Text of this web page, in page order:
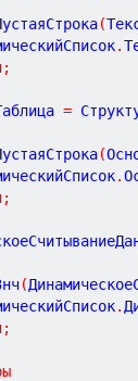
(
.
;
=
(
.
;
(
.
;